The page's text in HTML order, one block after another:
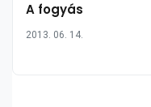
A fogyás
2013. 06. 14.